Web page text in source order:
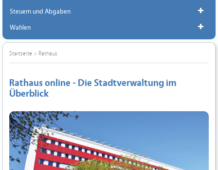
Steuern und Abgaben
Wahlen
Startseite > Rathaus
Rathaus online - Die Stadtverwaltung im
Überblick